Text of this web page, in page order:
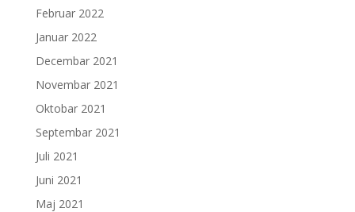
Februar 2022
Januar 2022
Decembar 2021
Novembar 2021
Oktobar 2021
Septembar 2021
Juli 2021
Juni 2021
Maj 2021